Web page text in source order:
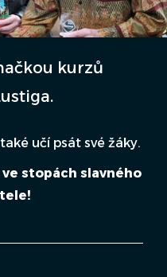
kurzů
učí psát své žáky.
stopách slavného